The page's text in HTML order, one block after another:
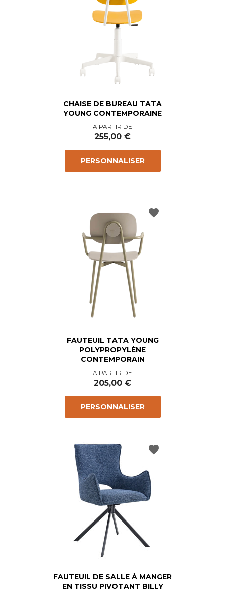
CHAISE DE BUREAU TATA
YOUNG CONTEMPORAINE
Prix
A PARTIR DE
255,00 €
PERSONNALISER
FAUTEUIL TATA YOUNG
POLYPROPYLÈNE
CONTEMPORAIN
Prix
A PARTIR DE
205,00 €
PERSONNALISER
favorite
FAUTEUIL DE SALLE À MANGER
EN TISSU PIVOTANT BILLY
favorite